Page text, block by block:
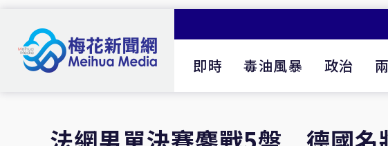
即時 毒油風暴 政治